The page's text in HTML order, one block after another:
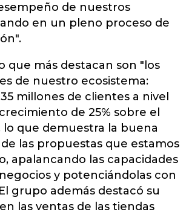
de nuestros
en un pleno proceso de
que más destacan son "los
de nuestro ecosistema:
millones de clientes a nivel
de 25% sobre el
lo que demuestra la buena
las propuestas que estamos
apalancando las capacidades
y potenciándolas con
grupo además destacó su
las ventas de las tiendas